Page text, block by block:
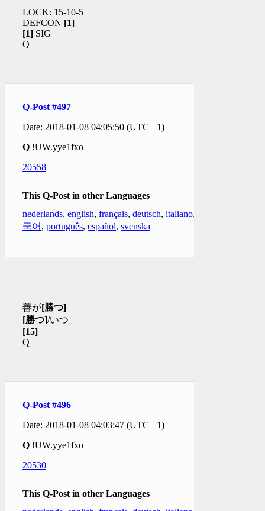
LOCK: 15-10-5
DEFCON [1]
[1] SIG
Q
Q-Post #497
Date: 2018-01-08 04:05:50 (UTC +1)
Q !UW.yye1fxo
20558
This Q-Post in other Languages
nederlands, english, français, deutsch, italiano,
국어 , português, español, svenska
善が[勝つ]
[勝つ]/いつ
[15]
Q
Q-Post #496
Date: 2018-01-08 04:03:47 (UTC +1)
Q !UW.yye1fxo
20530
This Q-Post in other Languages